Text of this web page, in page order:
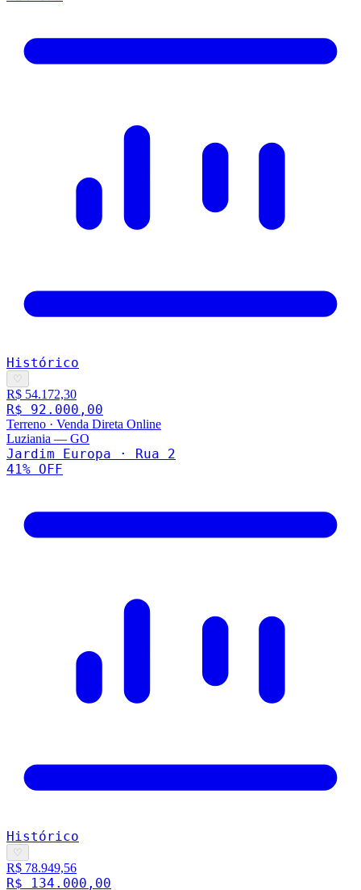
Histórico
♡
R$ 54.172,30
R$ 92.000,00
Terreno · Venda Direta Online
Luziania — GO
Jardim Europa · Rua 2
41% OFF
Histórico
♡
R$ 78.949,56
R$ 134.000,00